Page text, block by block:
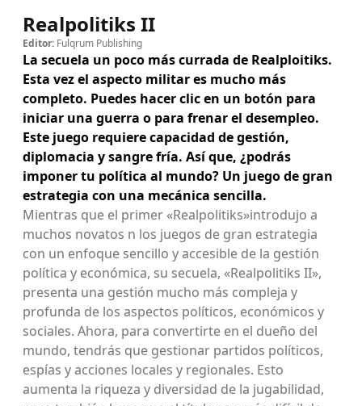
Realpolitiks II
Editor: Fulqrum Publishing
La secuela un poco más currada de Realploitiks.
Esta vez el aspecto militar es mucho más
completo. Puedes hacer clic en un botón para
iniciar una guerra o para frenar el desempleo.
Este juego requiere capacidad de gestión,
diplomacia y sangre fría. Así que, ¿podrás
imponer tu política al mundo? Un juego de gran
estrategia con una mecánica sencilla.
Mientras que el primer «Realpolitiks»introdujo a
muchos novatos n los juegos de gran estrategia
con un enfoque sencillo y accesible de la gestión
política y económica, su secuela, «Realpolitiks II»,
presenta una gestión mucho más compleja y
profunda de los aspectos políticos, económicos y
sociales. Ahora, para convertirte en el dueño del
mundo, tendrás que gestionar partidos políticos,
espías y acciones locales y regionales. Esto
aumenta la riqueza y diversidad de la jugabilidad,